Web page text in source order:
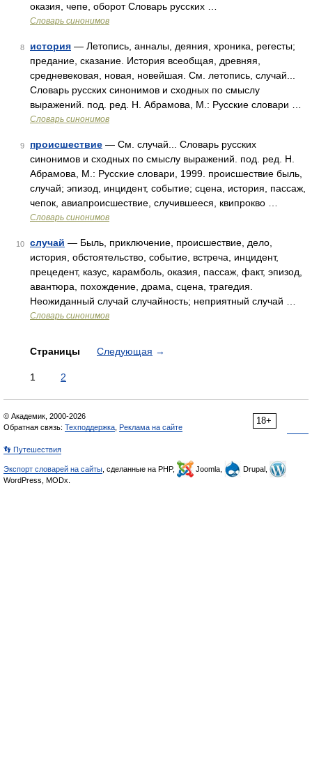
оказия, чепе, оборот Словарь русских …
Словарь синонимов
8 история — Летопись, анналы, деяния, хроника, регесты;
предание, сказание. История всеобщая, древняя,
средневековая, новая, новейшая. См. летопись, случай...
Словарь русских синонимов и сходных по смыслу
выражений. под. ред. Н. Абрамова, М.: Русские словари …
Словарь синонимов
9 происшествие — См. случай... Словарь русских
синонимов и сходных по смыслу выражений. под. ред. Н.
Абрамова, М.: Русские словари, 1999. происшествие быль,
случай; эпизод, инцидент, событие; сцена, история, пассаж,
чепок, авиапроисшествие, случившееся, квипрокво …
Словарь синонимов
10 случай — Быль, приключение, происшествие, дело,
история, обстоятельство, событие, встреча, инцидент,
прецедент, казус, карамболь, оказия, пассаж, факт, эпизод,
авантюра, похождение, драма, сцена, трагедия.
Неожиданный случай случайность; неприятный случай …
Словарь синонимов
Страницы Следующая →
1 2
18+
© Академик, 2000-2026
Обратная связь: Техподдержка Реклама на сайте
👣 Путешествия
Экспорт словарей на сайты , сделанные на PHP, Joomla,
Drupal,
WordPress, MODx.